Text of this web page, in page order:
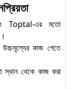
Toptal-এর মতো
উচ্চমূল্যের কাজ পেতে
স্থান থেকে কাজ করা